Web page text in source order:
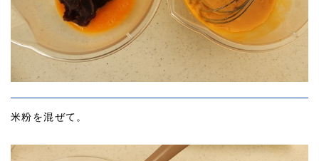
米粉を混ぜて。